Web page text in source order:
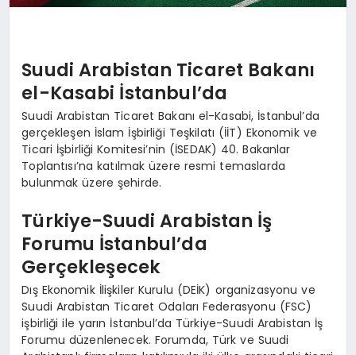
Suudi Arabistan Ticaret Bakanı
el-Kasabi İstanbul’da
Suudi Arabistan Ticaret Bakanı el-Kasabi, İstanbul’da
gerçekleşen İslam İşbirliği Teşkilatı (İİT) Ekonomik ve
Ticari İşbirliği Komitesi’nin (İSEDAK) 40. Bakanlar
Toplantısı’na katılmak üzere resmi temaslarda
bulunmak üzere şehirde.
Türkiye-Suudi Arabistan İş
Forumu İstanbul’da
Gerçekleşecek
Dış Ekonomik İlişkiler Kurulu (DEİK) organizasyonu ve
Suudi Arabistan Ticaret Odaları Federasyonu (FSC)
işbirliği ile yarın İstanbul’da Türkiye-Suudi Arabistan İş
Forumu düzenlenecek. Forumda, Türk ve Suudi